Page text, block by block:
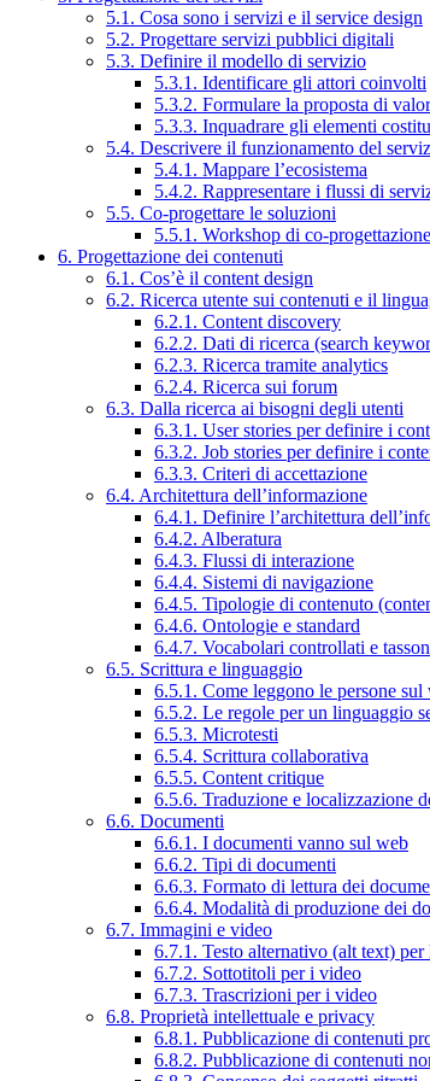
5.1. Cosa sono i servizi e il service design
5.2. Progettare servizi pubblici digitali
5.3. Definire il modello di servizio
5.3.1. Identificare gli attori coinvolti
5.3.2. Formulare la proposta di
5.3.3. Inquadrare gli elementi
5.4. Descrivere il funzionamento del
5.4.1. Mappare l’ecosistema
5.4.2. Rappresentare i flussi di
5.5. Co-progettare le soluzioni
5.5.1. Workshop di co-progettazione
6. Progettazione dei contenuti
6.1. Cos’è il content design
6.2. Ricerca utente sui contenuti e il
6.2.1. Content discovery
6.2.2. Dati di ricerca (search
6.2.3. Ricerca tramite analytics
6.2.4. Ricerca sui forum
6.3. Dalla ricerca ai bisogni degli utenti
6.3.1. User stories per definire i
6.3.2. Job stories per definire i
6.3.3. Criteri di accettazione
6.4. Architettura dell’informazione
6.4.1. Definire l’architettura
6.4.2. Alberatura
6.4.3. Flussi di interazione
6.4.4. Sistemi di navigazione
6.4.5. Tipologie di contenuto
6.4.6. Ontologie e standard
6.4.7. Vocabolari controllati e
6.5. Scrittura e linguaggio
6.5.1. Come leggono le persone sul
6.5.2. Le regole per un linguaggio
6.5.3. Microtesti
6.5.4. Scrittura collaborativa
6.5.5. Content critique
6.5.6. Traduzione e localizzazione
6.6. Documenti
6.6.1. I documenti vanno sul web
6.6.2. Tipi di documenti
6.6.3. Formato di lettura dei
6.6.4. Modalità di produzione dei
6.7. Immagini e video
6.7.1. Testo alternativo (alt text)
6.7.2. Sottotitoli per i video
6.7.3. Trascrizioni per i video
6.8. Proprietà intellettuale e privacy
6.8.1. Pubblicazione di contenuti
6.8.2. Pubblicazione di contenuti